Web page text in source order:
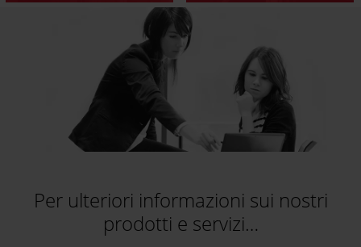
Per ulteriori informazioni sui nostri
prodotti e servizi…